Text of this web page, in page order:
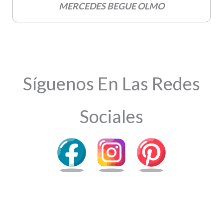
MERCEDES BEGUE OLMO
Síguenos En Las Redes
Sociales